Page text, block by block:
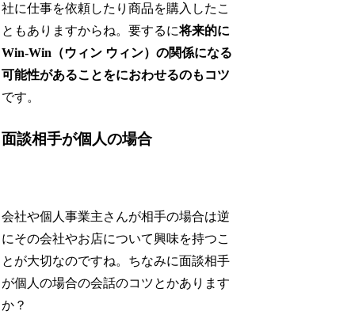
社に仕事を依頼したり商品を購入したこ
ともありますからね。要するに将来的に
Win-Win（ウィン ウィン）の関係になる
可能性があることをにおわせるのもコツ
です。
面談相手が個人の場合
会社や個人事業主さんが相手の場合は逆
にその会社やお店について興味を持つこ
とが大切なのですね。ちなみに面談相手
が個人の場合の会話のコツとかあります
か？